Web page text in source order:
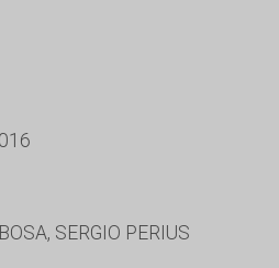
SERGIO PERIUS